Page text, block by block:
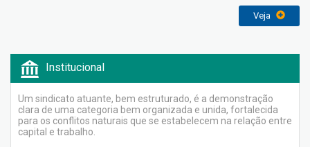
Veja
Institucional
Um sindicato atuante, bem estruturado, é a demonstração
clara de uma categoria bem organizada e unida, fortalecida
para os conflitos naturais que se estabelecem na relação entre
capital e trabalho.